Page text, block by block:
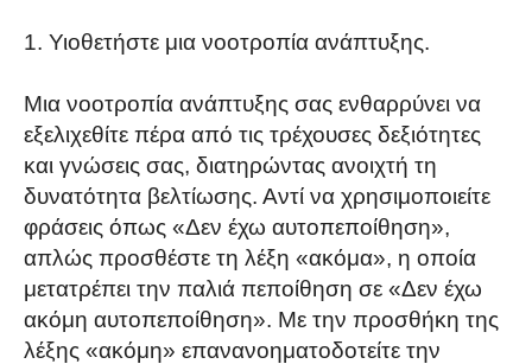
Υιοθετήστε μια νοοτροπία ανάπτυξης.
Μια νοοτροπία ανάπτυξης σας ενθαρρύνει να
εξελιχεθίτε πέρα ​​από τις τρέχουσες δεξιότητες
και γνώσεις σας, διατηρώντας ανοιχτή τη
δυνατότητα βελτίωσης. Αντί να χρησιμοποιείτε
φράσεις όπως «Δεν έχω αυτοπεποίθηση»,
απλώς προσθέστε τη λέξη «ακόμα», η οποία
μετατρέπει την παλιά πεποίθηση σε «Δεν έχω
ακόμη αυτοπεποίθηση». Με την προσθήκη της
λέξης «ακόμη» επανανοηματοδοτείτε την